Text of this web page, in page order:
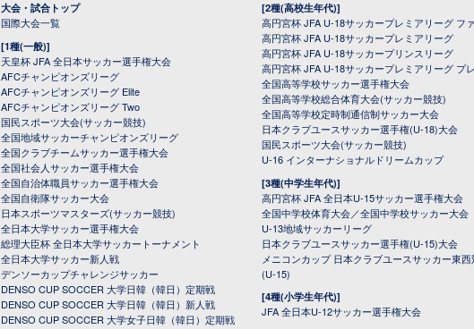
大会・試合トップ
国際大会一覧
[1種(一般)]
天皇杯 JFA 全日本サッカー選手権大会
AFCチャンピオンズリーグ
AFCチャンピオンズリーグ Elite
AFCチャンピオンズリーグ Two
国民スポーツ大会(サッカー競技)
全国地域サッカーチャンピオンズリーグ
全国クラブチームサッカー選手権大会
全国社会人サッカー選手権大会
全国自治体職員サッカー選手権大会
全国自衛隊サッカー大会
日本スポーツマスターズ(サッカー競技)
全日本大学サッカー選手権大会
総理大臣杯 全日本大学サッカートーナメント
全日本大学サッカー新人戦
デンソーカップチャレンジサッカー
DENSO CUP SOCCER 大学日韓（韓日）定期戦
DENSO CUP SOCCER 大学日韓（韓日）新人戦
DENSO CUP SOCCER 大学女子日韓（韓日）定期戦
[2種(高校生年代)]
高円宮杯 JFA U-18サッカープレミアリーグ フ
高円宮杯 JFA U-18サッカープレミアリーグ
高円宮杯 JFA U-18サッカープリンスリーグ
高円宮杯 JFA U-18サッカープレミアリーグ プ
全国高等学校サッカー選手権大会
全国高等学校総合体育大会(サッカー競技)
全国高等学校定時制通信制サッカー大会
日本クラブユースサッカー選手権(U-18)大会
国民スポーツ大会(サッカー競技)
U-16 インターナショナルドリームカップ
[3種(中学生年代)]
高円宮杯 JFA 全日本U-15サッカー選手権大会
全国中学校体育大会／全国中学校サッカー大会
U-13地域サッカーリーグ
日本クラブユースサッカー選手権(U-15)大会
メニコンカップ 日本クラブユースサッカー東
(U-15)
[4種(小学生年代)]
JFA 全日本U-12サッカー選手権大会